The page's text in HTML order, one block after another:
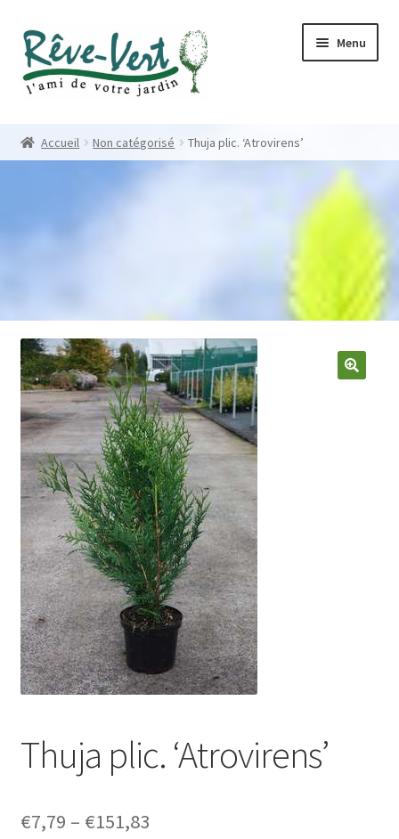
Skip
to
navigation
Skip
to
content
Menu
Accueil Non catégorisé Thuja plic. ‘Atrovirens’
Thuja plic. ‘Atrovirens’
€7,79 – €151,83Price